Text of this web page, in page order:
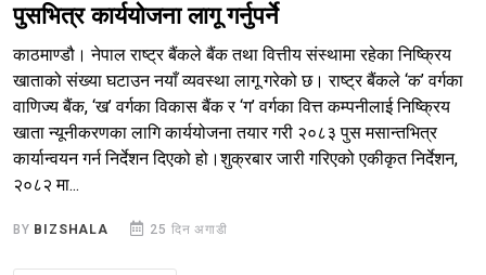
पुसभित्र कार्ययोजना लागू गर्नुपर्ने
काठमाण्डौ। नेपाल राष्ट्र बैंकले बैंक तथा वित्तीय संस्थामा रहेका निष्क्रिय
खाताको संख्या घटाउन नयाँ व्यवस्था लागू गरेको छ। राष्ट्र बैंकले ‘क’ वर्गका
वाणिज्य बैंक, ‘ख’ वर्गका विकास बैंक र ‘ग’ वर्गका वित्त कम्पनीलाई निष्क्रिय
खाता न्यूनीकरणका लागि कार्ययोजना तयार गरी २०८३ पुस मसान्तभित्र
कार्यान्वयन गर्न निर्देशन दिएको हो।शुक्रबार जारी गरिएको एकीकृत निर्देशन,
२०८२ मा...
BY BIZSHALA 25 दिन अगाडी